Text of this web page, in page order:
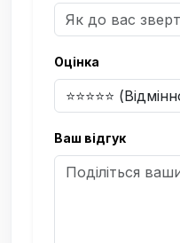
Оцінка
Ваш відгук